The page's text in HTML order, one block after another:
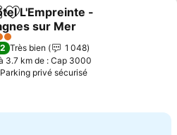
Ajouter à mes favoris
L'Empreinte -
sur Mer
les prix
Très bien
1 048
3.7 km de : Cap 3000
Parking privé sécuriséConsulter les